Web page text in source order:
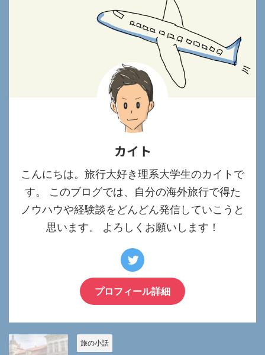
カイト
こんにちは。旅行大好き理系大学生のカイトで
す。 このブログでは、自分の海外旅行で得た
ノウハウや経験談をどんどん発信していこうと
思います。 よろしくお願いします！
プロフィール詳細
旅の小話